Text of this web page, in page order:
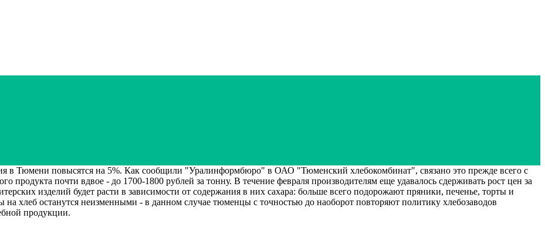
в Тюмени повысятся на 5%. Как сообщили "Уралинформбюро" в ОАО "Тюменский хлебокомбинат", связано это прежде всего с
почти вдвое - до 1700-1800 рублей за тонну. В течение февраля производителям еще удавалось сдерживать рост цен за
изделий будет расти в зависимости от содержания в них сахара: больше всего подорожают пряники, печенье, торты и
хлеб останутся неизменными - в данном случае тюменцы с точностью до наоборот повторяют политику хлебозаводов
продукции.